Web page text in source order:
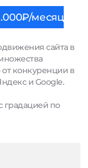
месяц
сайта в
конкуренции в
и Google.
градацией по